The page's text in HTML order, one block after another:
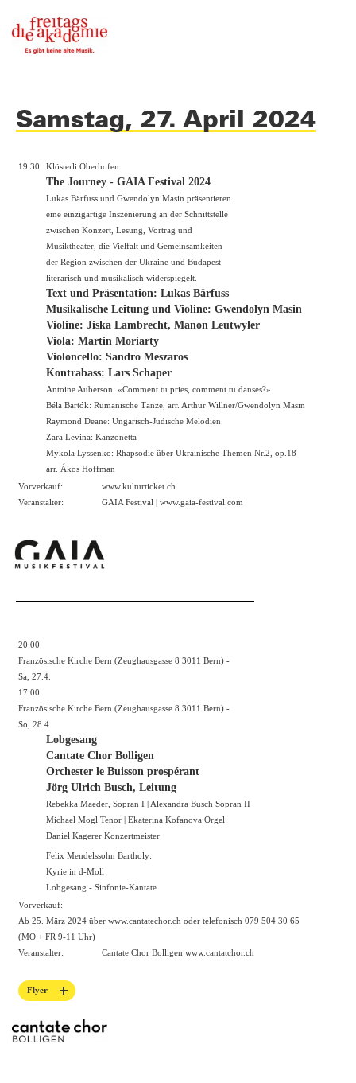
Samstag, 27. April 2024
19:30 Klösterli Oberhofen
The Journey - GAIA Festival 2024
Lukas Bärfuss und Gwendolyn Masin präsentieren
eine einzigartige Inszenierung an der Schnittstelle
zwischen Konzert, Lesung, Vortrag und
Musiktheater, die Vielfalt und Gemeinsamkeiten
der Region zwischen der Ukraine und Budapest
literarisch und musikalisch widerspiegelt.
Text und Präsentation: Lukas Bärfuss
Musikalische Leitung und Violine: Gwendolyn Masin
Violine: Jiska Lambrecht, Manon Leutwyler
Viola: Martin Moriarty
Violoncello: Sandro Meszaros
Kontrabass: Lars Schaper
Antoine Auberson: «Comment tu pries, comment tu danses?»
Béla Bartók: Rumänische Tänze, arr. Arthur Willner/Gwendolyn Masin
Raymond Deane: Ungarisch-Jüdische Melodien
Zara Levina: Kanzonetta
Mykola Lyssenko: Rhapsodie über Ukrainische Themen Nr.2, op.18
arr. Ákos Hoffman
Vorverkauf:
www.kulturticket.ch
Veranstalter:
GAIA Festival | www.gaia-festival.com
20:00
Französische Kirche Bern (Zeughausgasse 8 3011 Bern) -
Sa, 27.4.
17:00
Französische Kirche Bern (Zeughausgasse 8 3011 Bern) -
So, 28.4.
Lobgesang
Cantate Chor Bolligen
Orchester le Buisson prospérant
Jörg Ulrich Busch, Leitung
Rebekka Maeder, Sopran I | Alexandra Busch Sopran II
Michael Mogl Tenor | Ekaterina Kofanova Orgel
Daniel Kagerer Konzertmeister
Felix Mendelssohn Bartholy:
Kyrie in d-Moll
Lobgesang - Sinfonie-Kantate
Vorverkauf:
Ab 25. März 2024 über www.cantatechor.ch oder telefonisch 079 504 30 65
(MO + FR 9-11 Uhr)
Veranstalter:
Cantate Chor Bolligen www.cantatchor.ch
Flyer